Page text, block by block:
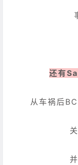
还有
从车祸后